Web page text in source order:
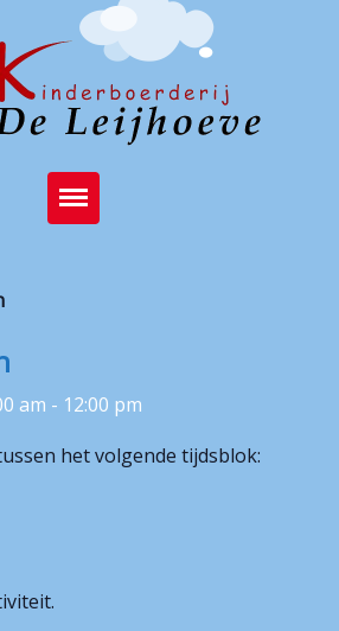
de boerderij
am - 12:00 pm
het volgende tijdsblok: